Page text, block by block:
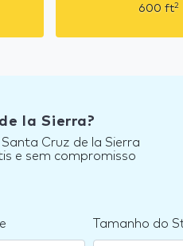
600 ft2
la Sierra?
Cruz de la Sierra
e sem compromisso
Tamanho do